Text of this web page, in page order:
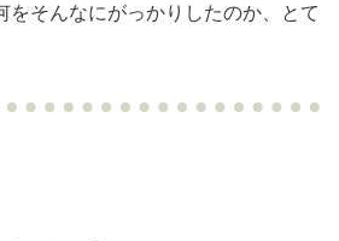
をそんなにがっかりしたのか、とて